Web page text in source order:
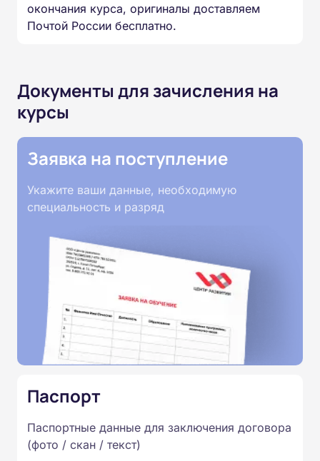
окончания курса, оригиналы доставляем
Почтой России бесплатно.
Документы для зачисления на
курсы
Заявка на поступление
Укажите ваши данные, необходимую
специальность и разряд
Паспорт
Паспортные данные для заключения договора
(фото / скан / текст)